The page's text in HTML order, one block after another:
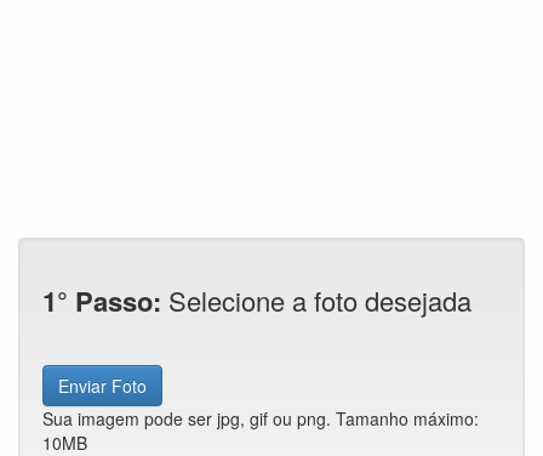
1° Passo: Selecione a foto desejada
Enviar Foto
Sua imagem pode ser jpg, gif ou png. Tamanho máximo:
10MB